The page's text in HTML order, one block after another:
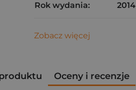
Rok wydania: 2014
Zobacz więcej
Oceny i recenzje